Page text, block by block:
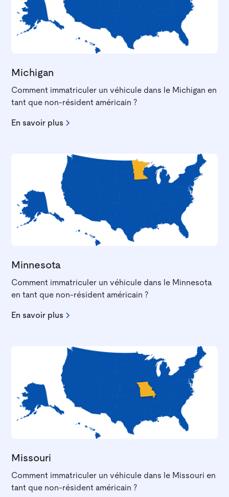
Michigan
Comment immatriculer un véhicule dans le Michigan en
tant que non-résident américain ?
En savoir plus
Minnesota
Comment immatriculer un véhicule dans le Minnesota
en tant que non-résident américain ?
En savoir plus
Missouri
Comment immatriculer un véhicule dans le Missouri en
tant que non-résident américain ?